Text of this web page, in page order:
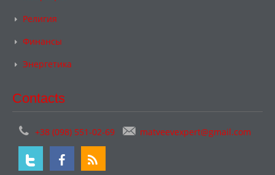
Религия
Финансы
Энергетика
Contacts
+38 (098) 551-02-69 matveevexpert@gmail.com